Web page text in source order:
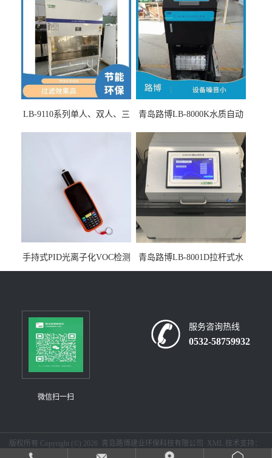
LB-9110系列单人、双人、三
青岛路博LB-8000K水质自动
手持式PID光离子化VOC检测
仪（挥发性有机物设备）
青岛路博LB-8001D拉杆式水
质采样器
微信扫一扫
服务咨询热线
0532-58759932
版权所有 Copyright (©) 2026 青岛路博建业环保科技有限公司 XML 技术支持：